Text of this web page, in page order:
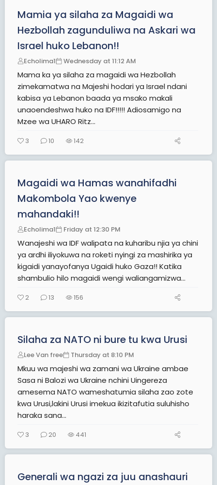
Mamia ya silaha za Magaidi wa
Hezbollah zagunduliwa na Askari wa
Israel huko Lebanon!!
Echolima1 Wednesday at 11:12 AM
Mama ka ya silaha za magaidi wa Hezbollah
zimekamatwa na Majeshi hodari ya Israel ndani
kabisa ya Lebanon baada ya msako makali
unaoendeshwa huko na IDF!!!!! Adiosamigo na
Mzee wa UHARO Ritz...
3 10 142
Magaidi wa Hamas wanahifadhi
Makombola Yao kwenye
mahandaki!!
Echolima1 Friday at 12:30 PM
Wanajeshi wa IDF walipata na kuharibu njia ya chini
ya ardhi iliyokuwa na roketi nyingi za mashirika ya
kigaidi yanayofanya Ugaidi huko Gaza!! Katika
shambulio hilo magaidi wengi waliangamizwa...
2 13 156
Silaha za NATO ni bure tu kwa Urusi
Lee Van free Thursday at 8:10 PM
Mkuu wa majeshi wa zamani wa Ukraine ambae
Sasa ni Balozi wa Ukraine nchini Uingereza
amesema NATO wameshatumia silaha zao zote
kwa Urusi,lakini Urusi imekua ikizitafutia suluhisho
haraka sana...
3 20 441
Generali wa ngazi za juu anashauri